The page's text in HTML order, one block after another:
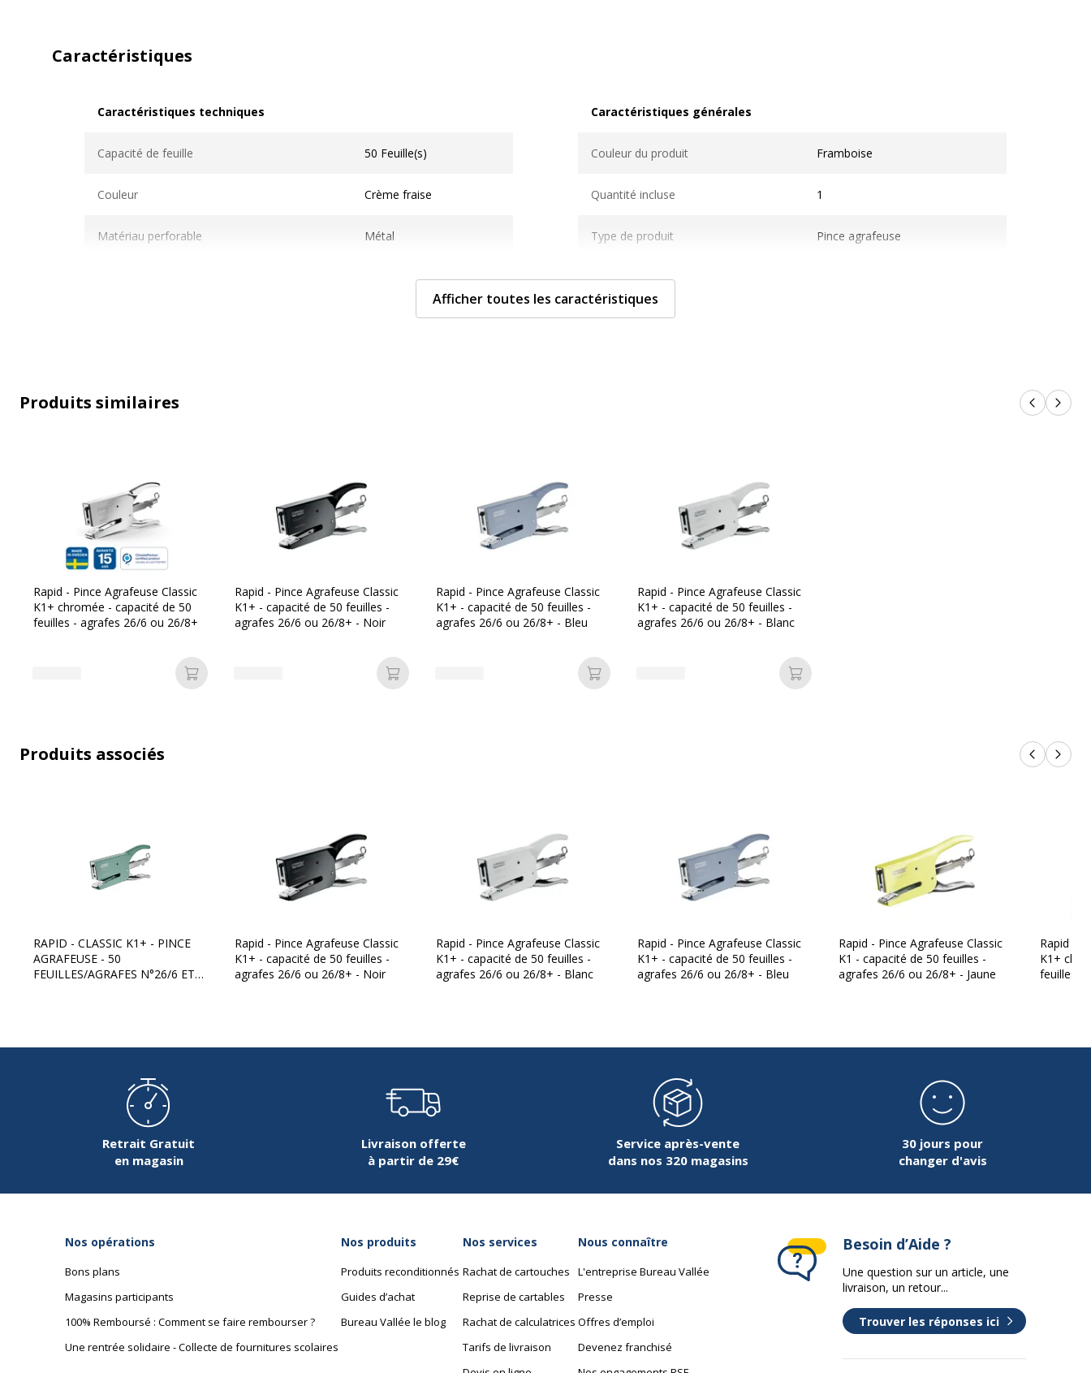
Caractéristiques
Caractéristiques techniques
Capacité de feuille 50 Feuille(s)
Couleur Crème fraise
Matériau perforable Métal
Fermé, Ouvert
Caractéristiques générales
Couleur du produit Framboise
Quantité incluse 1
Type de produit Pince agrafeuse
Données d'identification
Code barre maitre 4051661016592
Marque
Référence produit fabricant 5000498
Caractéristiques environnementales
Impact environnemental
181 mm
Divers
Afficher toutes les caractéristiques
Produits similaires Produits
Rapid - Pince Agrafeuse Classic
K1+ chromée - capacité de 50
feuilles - agrafes 26/6 ou 26/8+
Ajouter au panier
Rapid - Pince Agrafeuse Classic
K1+ - capacité de 50 feuilles -
agrafes 26/6 ou 26/8+ - Noir
Ajouter au panier
Rapid - Pince Agrafeuse Classic
K1+ - capacité de 50 feuilles -
agrafes 26/6 ou 26/8+ - Bleu
Ajouter au panier
Rapid - Pince Agrafeuse Classic
K1+ - capacité de 50 feuilles -
agrafes 26/6 ou 26/8+ - Blanc
Ajouter au panier
Produits associés Produits
RAPID - CLASSIC K1+ - PINCE
AGRAFEUSE - 50
FEUILLES/AGRAFES N°26/6 ET
Rapid - Pince Agrafeuse Classic
K1+ - capacité de 50 feuilles -
agrafes 26/6 ou 26/8+ - Noir
Rapid - Pince Agrafeuse Classic
K1+ - capacité de 50 feuilles -
agrafes 26/6 ou 26/8+ - Blanc
Rapid - Pince Agrafeuse Classic
K1+ - capacité de 50 feuilles -
agrafes 26/6 ou 26/8+ - Bleu
Rapid - Pince Agrafeuse Classic
K1 - capacité de 50 feuilles -
agrafes 26/6 ou 26/8+ - Jaune
Rapid -
K1+
feuilles -
Retrait Gratuit
en magasin
Livraison offerte
à partir de 29€
Service après-vente
dans nos 320 magasins
30 jours pour
changer d'avis
Nos opérations
Bons plans
Magasins participants
100% Remboursé : Comment se faire rembourser ?
Une rentrée solidaire - Collecte de fournitures scolaires
Nos produits
Produits reconditionnés
Guides d’achat
Bureau Vallée le blog
Nos services
Rachat de cartouches
Reprise de cartables
Rachat de calculatrices
Tarifs de livraison
Nous connaître
L'entreprise Bureau Vallée
Presse
Offres d’emploi
Devenez franchisé
Besoin d’Aide ?
Une question sur un article, une
livraison, un retour...
Trouver les réponses ici